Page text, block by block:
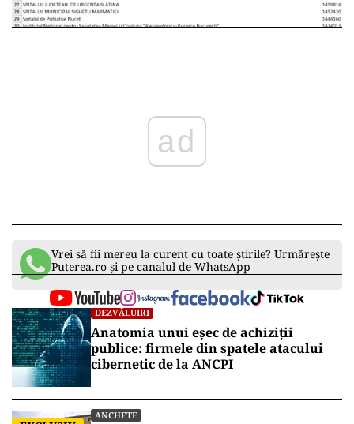
ad
Vrei să fii mereu la curent cu toate știrile? Urmărește
Puterea.ro și pe canalul de WhatsApp
DEZVĂLUIRI
Anatomia unui eșec de achiziții
publice: firmele din spatele atacului
cibernetic de la ANCPI
ANCHETE